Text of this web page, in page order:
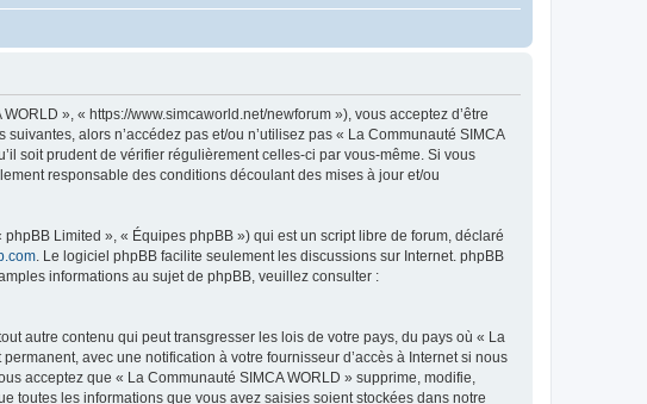
», « https://www.simcaworld.net/newforum »), vous acceptez d’être
alors n’accédez pas et/ou n’utilisez pas « La Communauté SIMCA
soit prudent de vérifier régulièrement celles-ci par vous-même. Si vous
responsable des conditions découlant des mises à jour et/ou
Limited », « Équipes phpBB ») qui est un script libre de forum, déclaré
. Le logiciel phpBB facilite seulement les discussions sur Internet. phpBB
informations au sujet de phpBB, veuillez consulter :
autre contenu qui peut transgresser les lois de votre pays, du pays où « La
avec une notification à votre fournisseur d’accès à Internet si nous
acceptez que « La Communauté SIMCA WORLD » supprime, modifie,
toutes les informations que vous avez saisies soient stockées dans notre